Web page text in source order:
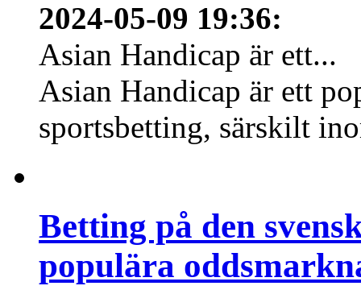
2024-05-09 19:36:
Asian Handicap är ett...
Asian Handicap är ett
sportsbetting, särskilt
Betting på den
populära